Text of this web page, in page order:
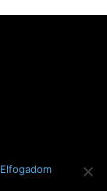
Elfogadom